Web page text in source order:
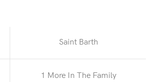
Saint Barth
1 More In The Family